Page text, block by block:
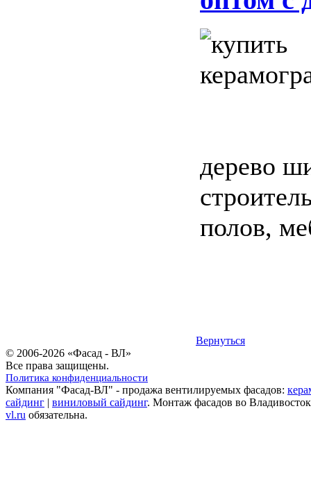
дерево
полов,
Вернуться
© 2006-2026 «Фасад - ВЛ»
Все права защищены.
Политика конфиденциальности
Компания "Фасад-ВЛ" - продажа вентилируемых фасадов:
сайдинг | виниловый сайдинг. Монтаж фасадов во
vl.ru обязательна.